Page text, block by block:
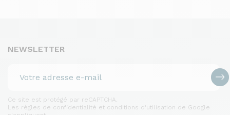
NEWSLETTER
Ce site est protégé par reCAPTCHA.
Les règles de confidentialité et conditions d'utilisation de Google